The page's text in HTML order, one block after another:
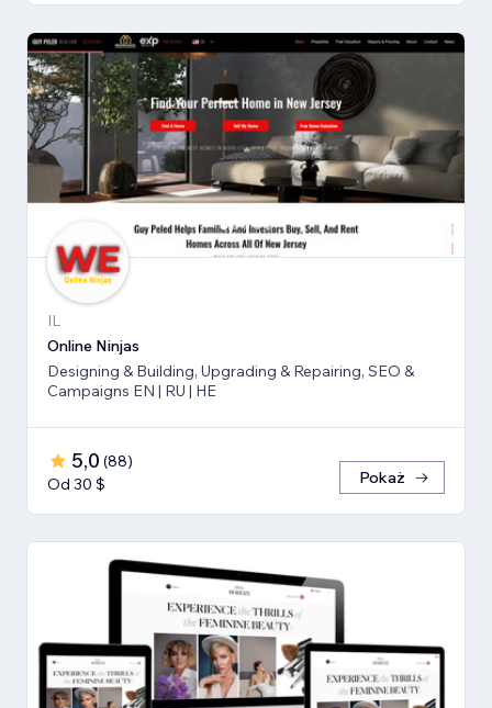
IL
Online Ninjas
Designing & Building, Upgrading & Repairing, SEO &
Campaigns EN | RU | HE
5,0 (88)
Od 30 $
Pokaż